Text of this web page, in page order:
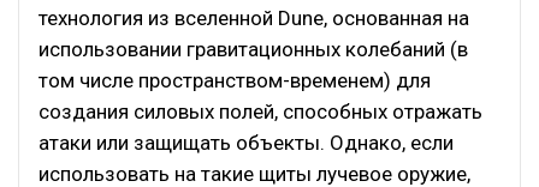
технология из вселенной Dune, основанная на
использовании гравитационных колебаний (в
том числе пространством-временем) для
создания силовых полей, способных отражать
атаки или защищать объекты. Однако, если
использовать на такие щиты лучевое оружие,